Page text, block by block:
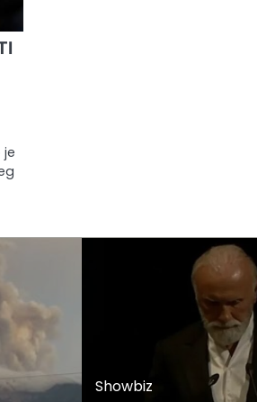
je
Showbiz